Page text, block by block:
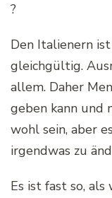
?
Den Italienern
gleichgültig.
allem. Daher
geben kann und
wohl sein, aber
irgendwas zu
Es ist fast so,